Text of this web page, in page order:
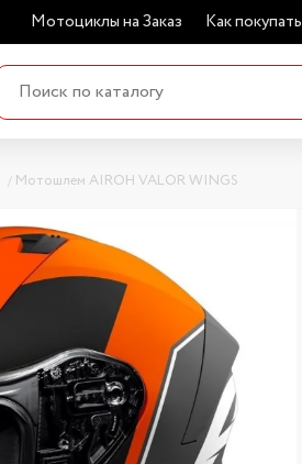
Мотоциклы на Заказ Как покупать
Мотошлем AIROH VALOR WINGS